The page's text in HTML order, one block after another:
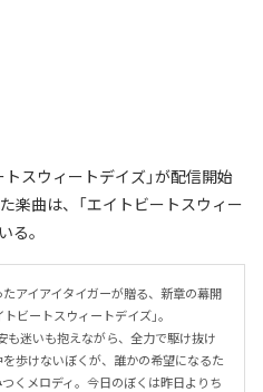
スウィートデイズ」が配信開始
楽曲は、「エイトビートスウィー
る。
アイアイタイガーが贈る、新章の幕開
ビートスウィートデイズ」。
も迷いも抱えながら、全力で駆け抜け
歩けないぼくが、誰かの希望になるた
くメロディ。今日のぼくは昨日よりち